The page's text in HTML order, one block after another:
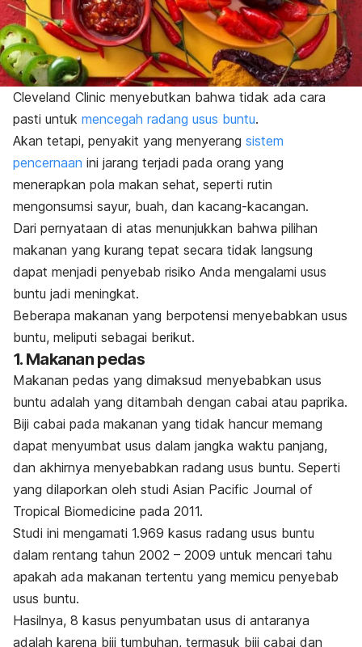
Cleveland Clinic menyebutkan bahwa tidak ada cara
pasti untuk mencegah radang usus buntu.
Akan tetapi, penyakit yang menyerang sistem
pencernaan ini jarang terjadi pada orang yang
menerapkan pola makan sehat, seperti rutin
mengonsumsi sayur, buah, dan kacang-kacangan.
Dari pernyataan di atas menunjukkan bahwa pilihan
makanan yang kurang tepat secara tidak langsung
dapat menjadi penyebab risiko Anda mengalami usus
buntu jadi meningkat.
Beberapa makanan yang berpotensi menyebabkan usus
buntu, meliputi sebagai berikut.
1. Makanan pedas
Makanan pedas yang dimaksud menyebabkan usus
buntu adalah yang ditambah dengan cabai atau paprika.
Biji cabai pada makanan yang tidak hancur memang
dapat menyumbat usus dalam jangka waktu panjang,
dan akhirnya menyebabkan radang usus buntu. Seperti
yang dilaporkan oleh studi Asian Pacific Journal of
Tropical Biomedicine pada 2011.
Studi ini mengamati 1.969 kasus radang usus buntu
dalam rentang tahun 2002 – 2009 untuk mencari tahu
apakah ada makanan tertentu yang memicu penyebab
usus buntu.
Hasilnya, 8 kasus penyumbatan usus di antaranya
adalah karena biji tumbuhan, termasuk biji cabai dan